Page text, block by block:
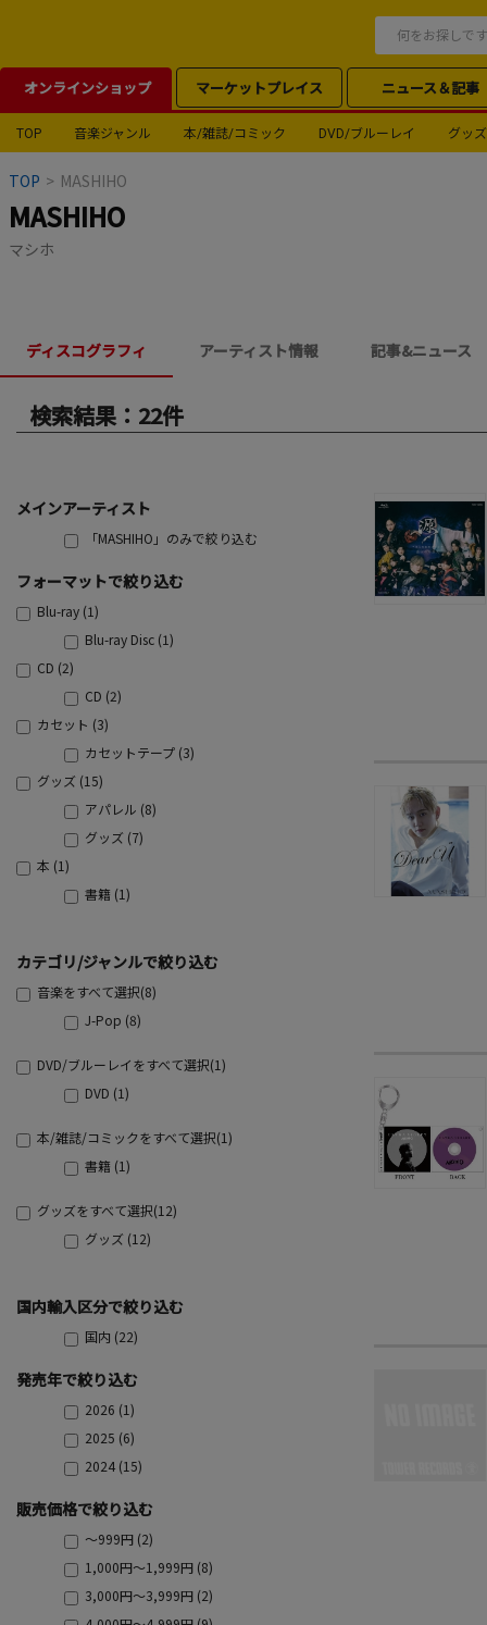
オンラインショップ マーケットプレイス ニュース＆記事
TOP 音楽ジャンル 本/雑誌/コミック DVD/ブルーレイ グッズ
TOP > MASHIHO
MASHIHO
マシホ
ディスコグラフィ アーティスト情報 記事&ニュース
検索結果：22件
メインアーティスト
「MASHIHO」のみで絞り込む
フォーマットで絞り込む
Blu-ray (1)
Blu-ray Disc (1)
CD (2)
CD (2)
カセット (3)
カセットテープ (3)
グッズ (15)
アパレル (8)
グッズ (7)
本 (1)
書籍 (1)
カテゴリ/ジャンルで絞り込む
音楽をすべて選択(8)
J-Pop (8)
DVD/ブルーレイをすべて選択(1)
DVD (1)
本/雑誌/コミックをすべて選択(1)
書籍 (1)
グッズをすべて選択(12)
グッズ (12)
国内輸入区分で絞り込む
国内 (22)
発売年で絞り込む
2026 (1)
2025 (6)
2024 (15)
販売価格で絞り込む
～999円 (2)
1,000円～1,999円 (8)
3,000円～3,999円 (2)